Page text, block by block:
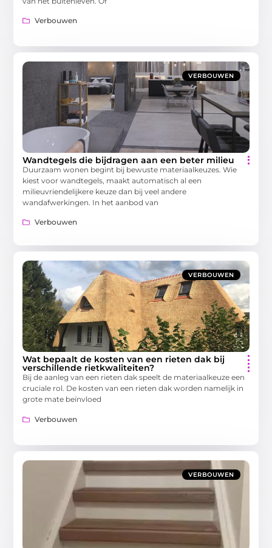
Verbouwen
VERBOUWEN
Wandtegels die bijdragen aan een beter milieu
Duurzaam wonen begint bij bewuste materiaalkeuzes. Wie
kiest voor wandtegels, maakt automatisch al een
milieuvriendelijkere keuze dan bij veel andere
wandafwerkingen. In het aanbod van
Verbouwen
VERBOUWEN
Wat bepaalt de kosten van een rieten dak bij
verschillende rietkwaliteiten?
Bij de aanleg van een rieten dak speelt de materiaalkeuze een
cruciale rol. De kosten van een rieten dak worden namelijk in
grote mate beïnvloed
Verbouwen
VERBOUWEN